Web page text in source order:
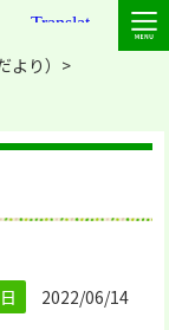
り）
2022/06/14